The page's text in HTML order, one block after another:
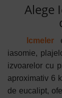
Alege
Icmeler
iasomie,
izvoarelor cu
aproximativ 6
de eucalipt,